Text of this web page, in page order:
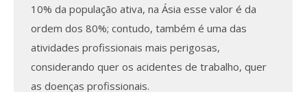
10% da população ativa, na Ásia esse valor é da
ordem dos 80%; contudo, também é uma das
atividades profissionais mais perigosas,
considerando quer os acidentes de trabalho, quer
as doenças profissionais.